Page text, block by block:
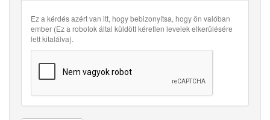
Ez a kérdés azért van itt, hogy bebizonyítsa, hogy ön valóban
ember (Ez a robotok által küldött kéretlen levelek elkerülésére
lett kitalálva).